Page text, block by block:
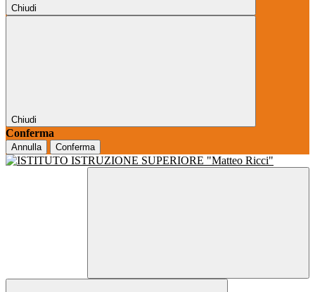
Chiudi
Chiudi
Conferma
Annulla Conferma